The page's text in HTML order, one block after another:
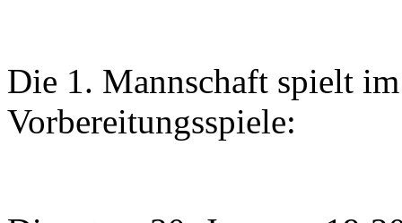
Die 1. Mannschaft spielt
Vorbereitungsspiele: